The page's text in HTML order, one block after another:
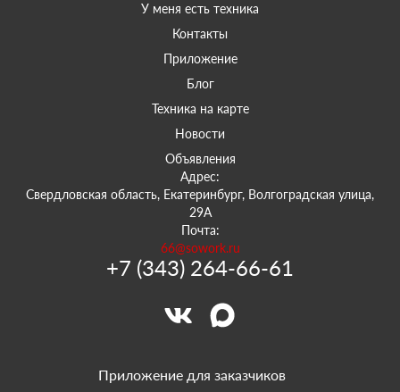
У меня есть техника
Контакты
Приложение
Блог
Техника на карте
Новости
Объявления
Адрес:
Свердловская область, Екатеринбург, Волгоградская улица,
29А
Почта:
66@sowork.ru
+7 (343) 264-66-61
Приложение для заказчиков